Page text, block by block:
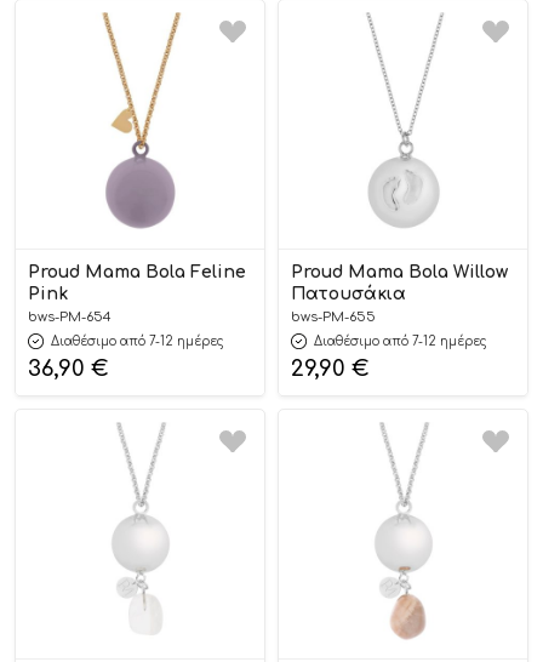
Proud Mama Bola Feline
Pink
bws-PM-654
Διαθέσιμο από 7-12 ημέρες
36,90 €
Proud Mama Bola Willow
Πατουσάκια
bws-PM-655
Διαθέσιμο από 7-12 ημέρες
29,90 €